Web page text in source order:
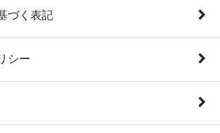
づく表記
シー